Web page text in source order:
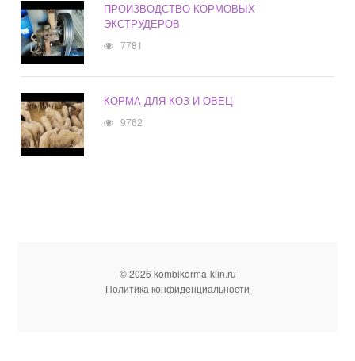
ПРОИЗВОДСТВО КОРМОВЫХ
ЭКСТРУДЕРОВ
7781
КОРМА ДЛЯ КОЗ И ОВЕЦ
9762
© 2026 kombikorma-klin.ru
Политика конфиденциальности